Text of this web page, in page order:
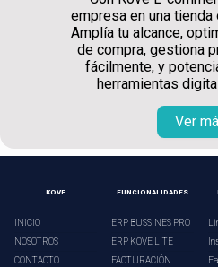
empresa en una
Amplía tu alcance,
de compra, gestiona
fácilmente, y
herramientas
Ver
KOVE
INICIO
NOSOTROS
CONTACTO
FUNCIONALIDADES
ERP BUSSINES PRO
ERP KOVE LITE
FACTURACIÓN